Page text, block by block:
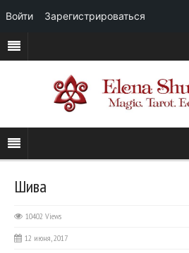
Шива
10402 Views
12 июня, 2017
Войти Зарегистрироваться